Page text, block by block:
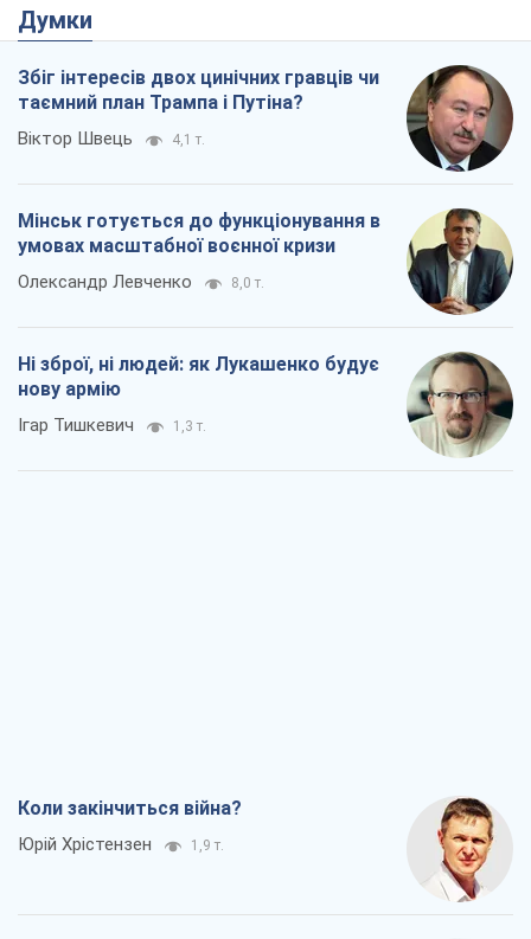
Думки
Збіг інтересів двох цинічних гравців чи
таємний план Трампа і Путіна?
Віктор Швець 4,1 т.
Мінськ готується до функціонування в
умовах масштабної воєнної кризи
Олександр Левченко 8,0 т.
Ні зброї, ні людей: як Лукашенко будує
нову армію
Ігар Тишкевич 1,3 т.
Коли закінчиться війна?
Юрій Хрістензен 1,9 т.